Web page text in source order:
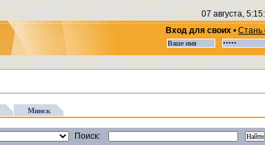
07 августа,
Вход для своих • Стань
Минск
Поиск: